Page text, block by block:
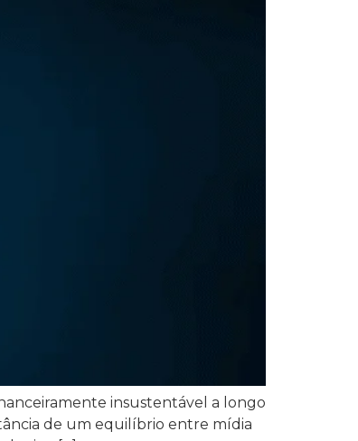
insustentável a longo
de um equilíbrio entre mídia